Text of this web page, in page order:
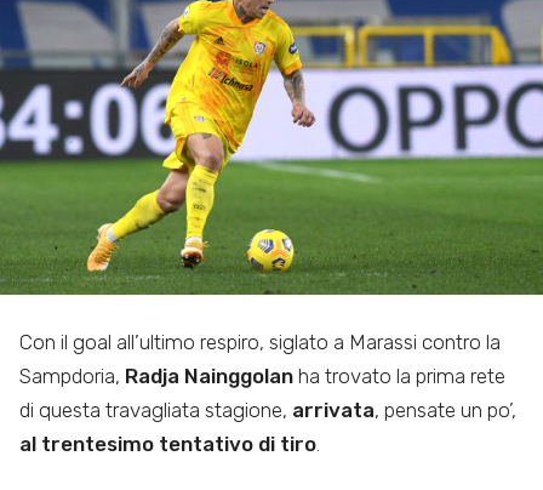
Con il goal all’ultimo respiro, siglato a Marassi contro la
Sampdoria, Radja Nainggolan ha trovato la prima rete
di questa travagliata stagione, arrivata, pensate un po’,
al trentesimo tentativo di tiro.